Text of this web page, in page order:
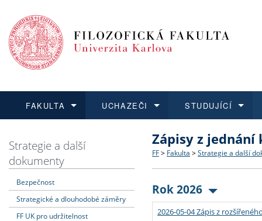
FAKULTA
Dozvědět se více
Struktura a historie
Strategie a další
Podpora a benefity pro
UCHAZEČI
Podat přihlášku
Co studovat a jak se
Učitelské studijní
Informace k průběhu
STUDUJÍCÍ
Dozvědět se více
Bakalářské a magisterské
Doktorské studium
Rigorózní řízení
Dozvědět se více
O vědě a výzkumu na FF
Akademické kvalifikace
Granty a projekty
Dozvědět se více
Aktuální nabídky a
Vyjíždějící studenti
Přijíždějící studenti
Strategie a další
dokumenty
Bezpečnost
Strategické a dlouhodobé záměry
FF UK pro udržitelnost
Zápisy z jednání
FF > Fakulta > Strategie a další
Rok 2026
2026-05-04 Zápis z